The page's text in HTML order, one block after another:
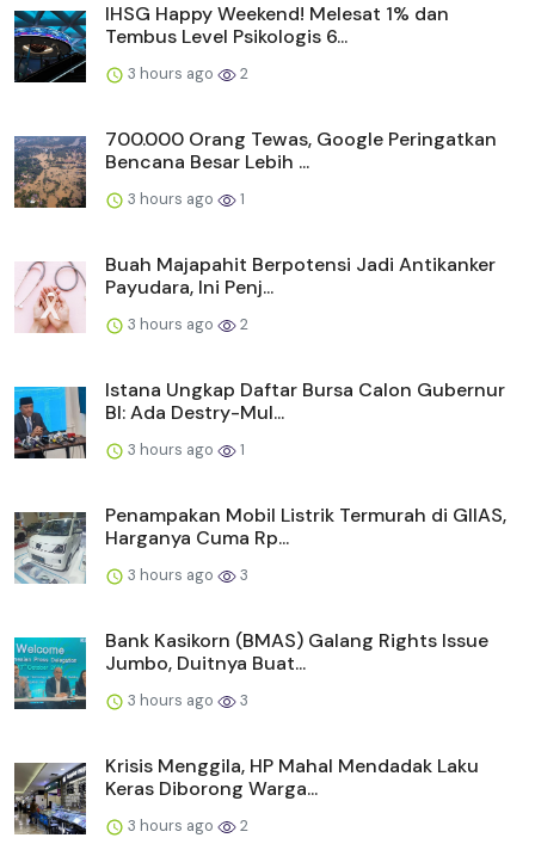
IHSG Happy Weekend! Melesat 1% dan
Tembus Level Psikologis 6...
3 hours ago 2
700.000 Orang Tewas, Google Peringatkan
Bencana Besar Lebih ...
3 hours ago 1
Buah Majapahit Berpotensi Jadi Antikanker
Payudara, Ini Penj...
3 hours ago 2
Istana Ungkap Daftar Bursa Calon Gubernur
BI: Ada Destry-Mul...
3 hours ago 1
Penampakan Mobil Listrik Termurah di GIIAS,
Harganya Cuma Rp...
3 hours ago 3
Bank Kasikorn (BMAS) Galang Rights Issue
Jumbo, Duitnya Buat...
3 hours ago 3
Krisis Menggila, HP Mahal Mendadak Laku
Keras Diborong Warga...
3 hours ago 2